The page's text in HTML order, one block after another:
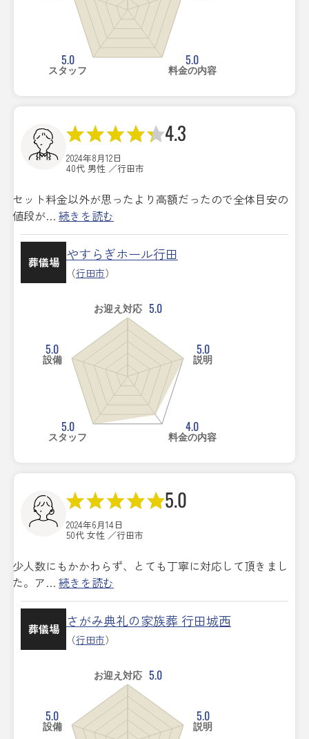
5.0
料金の内容
5.0
スタッフ
4.3
2024年8月12日
40代 男性 ／行田市
セット料金以外が思ったより高額だったので全体目安の
値段が… 続きを読む
葬儀場 やすらぎホール行田
（行田市）
お迎え対応 5.0
5.0
説明
4.0
料金の内容
5.0
スタッフ
5.0
設備
5.0
2024年6月14日
50代 女性 ／行田市
少人数にもかかわらず、とても丁寧に対応して頂きまし
た。ア… 続きを読む
葬儀場 さがみ典礼の家族葬 行田城西
（行田市）
お迎え対応 5.0
5.0
説明
5.0
設備